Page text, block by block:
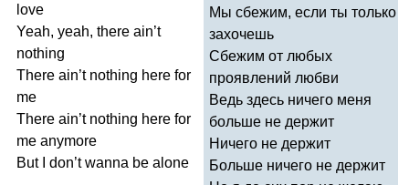
love
Yeah, yeah, there ain’t
nothing
There ain’t nothing here for
me
There ain’t nothing here for
me anymore
But
don’t wanna be alone
Мы сбежим, если ты только
захочешь
Сбежим от любых
проявлений любви
Ведь здесь ничего меня
больше не держит
Ничего не держит
Больше ничего не держит